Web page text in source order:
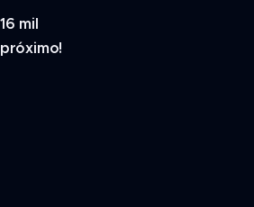
16 mil